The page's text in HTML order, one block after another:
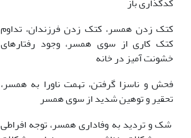
کتک زدن همسر، کتک زدن فرزندان، تداوم
کتک کاری از سوی همسر، وجود رفتارهای
خشونت آمیز در خانه
فحش و ناسزا گرفتن، تهمت ناورا به همسر،
تحقیر و توهین شدید از سوی همسر
شک و تردید به وفاداری همسر، توجه افراطی